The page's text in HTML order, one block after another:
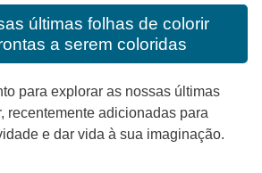
últimas folhas de colorir
a serem coloridas
para explorar as nossas últimas
recentemente adicionadas para
e dar vida à sua imaginação.